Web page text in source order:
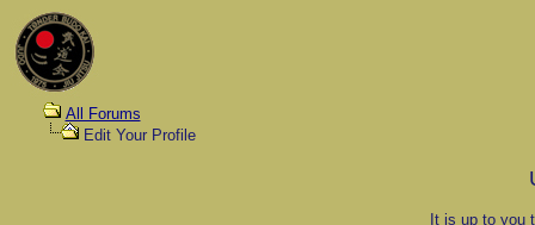
All Forums
Edit Your Profile
It is up to you